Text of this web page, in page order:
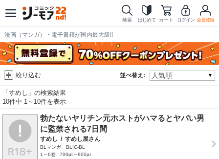
検索 はじめて カート ログイン 会員登録
漫画（マンガ）・電子書籍が国内最大級!!
並べ替え:
絞り込む
「すめし」の検索結果
10件中 1～10件を表示
勃たないヤリチン元ホストがハマるとヤバい男
に監禁される7日間
すめし / すめし屋さん
BLマンガ、BLIC-BL
1～6巻
700pt～900pt